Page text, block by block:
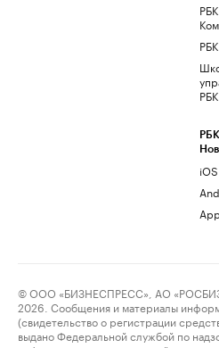
РБК
РБК
РБК
iOS
© ООО «БИЗНЕСПРЕСС», АО
2026. Сообщения и материалы
(свидетельство о регистрации
выдано Федеральной службой по